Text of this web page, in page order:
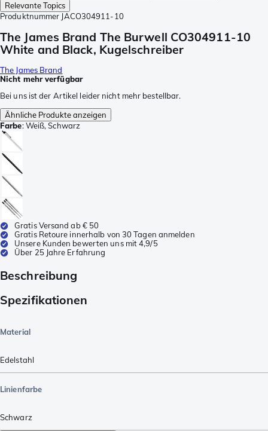
Relevante Topics
Produktnummer JACO304911-10
The James Brand The Burwell CO304911-10
White and Black, Kugelschreiber
The James Brand
Nicht mehr verfügbar
Bei uns ist der Artikel leider nicht mehr bestellbar.
Ähnliche Produkte anzeigen
Farbe:Weiß, Schwarz
Gratis Versand ab € 50
Gratis Retoure innerhalb von 30 Tagen anmelden
Unsere Kunden bewerten uns mit 4,9/5
Über 25 Jahre Erfahrung
Beschreibung
Spezifikationen
Material
Edelstahl
Linienfarbe
Schwarz